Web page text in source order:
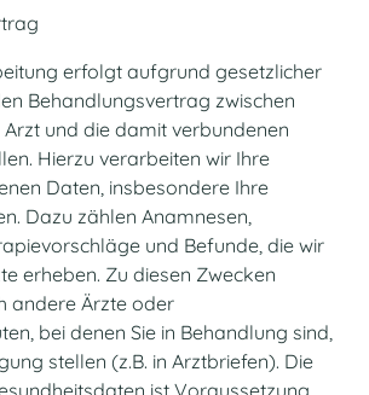
erfolgt aufgrund gesetzlicher
Behandlungsvertrag zwischen
und die damit verbundenen
Hierzu verarbeiten wir Ihre
Daten, insbesondere Ihre
Dazu zählen Anamnesen,
und Befunde, die wir
erheben. Zu diesen Zwecken
andere Ärzte oder
bei denen Sie in Behandlung sind,
stellen (z.B. in Arztbriefen). Die
ist Voraussetzung